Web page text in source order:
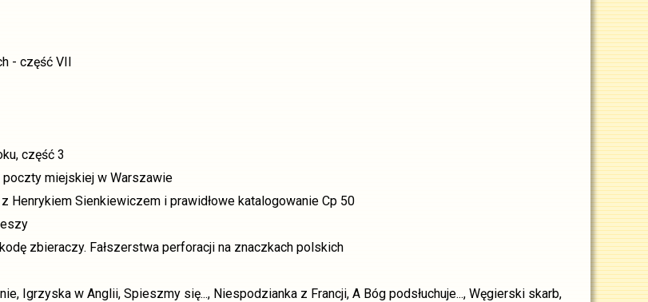
- część VII
część 3
miejskiej w Warszawie
Sienkiewiczem i prawidłowe katalogowanie Cp 50
zbieraczy. Fałszerstwa perforacji na znaczkach polskich
Igrzyska w Anglii, Spieszmy się..., Niespodzianka z Francji, A Bóg podsłuchuje..., Węgierski skarb,